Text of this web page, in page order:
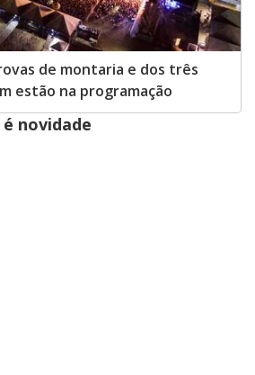
de montaria e dos três
estão na programação
novidade